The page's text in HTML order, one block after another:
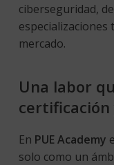
ciberseguridad,
especializaciones
mercado.
Una labor
En PUE Academy
solo como un